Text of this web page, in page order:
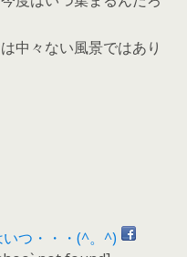
中々ない風景ではあり